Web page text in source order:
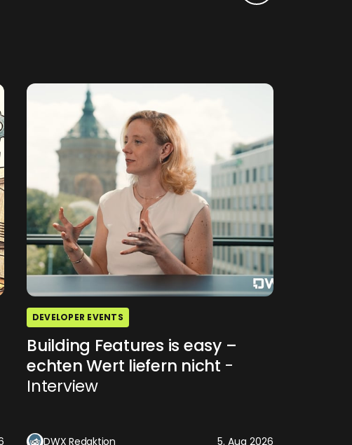
DEVELOPER EVENTS
Building Features is easy –
echten Wert liefern nicht -
Interview
DWX Redaktion 5. Aug 2026